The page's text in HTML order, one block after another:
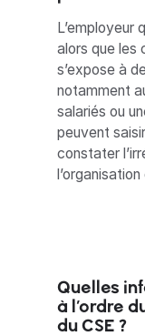
L’employeur
alors que les
s’expose à
notamment
salariés ou
peuvent
constater
Quelles
à l’ordre
du CSE ?